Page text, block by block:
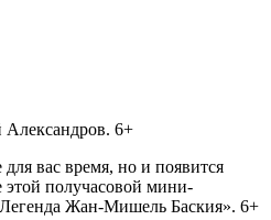
6+
вас время, но и появится
этой получасовой мини-
Жан-Мишель Баския». 6+